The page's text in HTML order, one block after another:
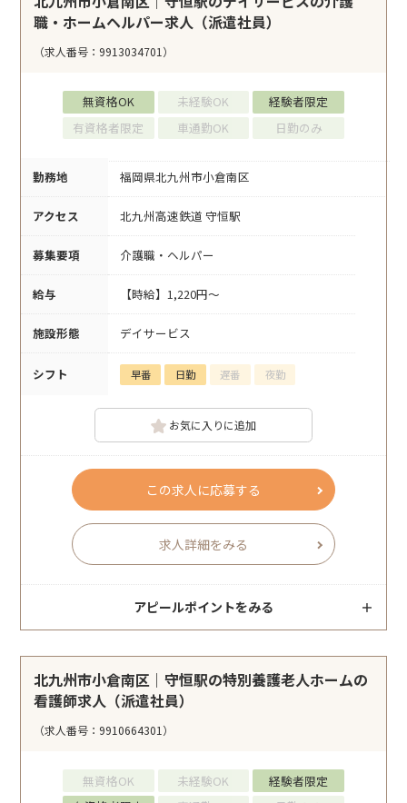
職・ホームヘルパー求人（派遣社員）
（求人番号：9913034701）
無資格OK 未経験OK
経験者限定
有資格者限定
車通勤OK 日勤のみ
勤務地 福岡県北九州市小倉南区
アクセス 北九州高速鉄道 守恒駅
募集要項 介護職・ヘルパー
給与 【時給】1,220円～
施設形態 デイサービス
シフト 早番 日勤 遅番 夜勤
お気に入りに追加
この求人に応募する
求人詳細をみる
アピールポイントをみる
北九州市小倉南区｜守恒駅の特別養護老人ホームの
看護師求人（派遣社員）
（求人番号：9910664301）
無資格OK 未経験OK
経験者限定